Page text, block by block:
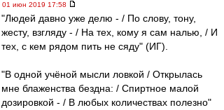
01 июн 2019 17:58
"Людей давно уже делю - / По слову, тону,
жесту, взгляду - / На тех, кому я сам налью, / И
тех, с кем рядом пить не сяду" (ИГ).
"В одной учёной мысли ловкой / Открылась
мне блаженства бездна: / Спиртное малой
дозировкой - / В любых количествах полезно"